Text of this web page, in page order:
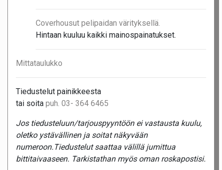
Coverhousut pelipaidan värityksellä.
Hintaan kuuluu kaikki mainospainatukset.
Mittataulukko
Tiedustelut painikkeesta
tai soita puh. 03- 364 6465
Jos tiedusteluun/tarjouspyyntöön ei vastausta kuulu,
oletko ystävällinen ja soitat näkyvään
numeroon.Tiedustelut saattaa välillä jumittua
bittitaivaaseen. Tarkistathan myös oman roskapostisi.